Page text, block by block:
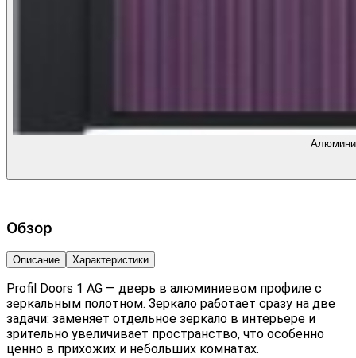
Обзор
Описание Характеристики
Profil Doors 1 AG — дверь в алюминиевом профиле с
зеркальным полотном. Зеркало работает сразу на две
задачи: заменяет отдельное зеркало в интерьере и
зрительно увеличивает пространство, что особенно
ценно в прихожих и небольших комнатах.